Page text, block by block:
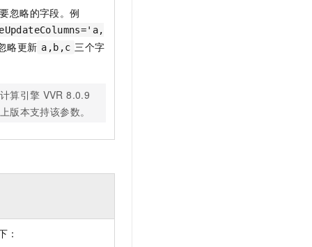
忽略的字段。例
略更新 a,b,c 三个字
算引擎 VVR 8.0.9
版本支持该参数。
：